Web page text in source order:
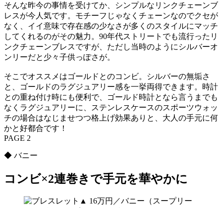
そんな昨今の事情を受けてか、シンプルなリンクチェーンブ
レスが今人気です。モチーフじゃなくチェーンなのでクセが
なく、イイ意味で存在感の少なさが多くのスタイルにマッチ
してくれるのがその魅力。90年代ストリートでも流行ったリ
ンクチェーンブレスですが、ただし当時のようにシルバーオ
ンリーだと少々子供っぽさが。
そこでオススメはゴールドとのコンビ。シルバーの無垢さ
と、ゴールドのラグジュアリー感を一挙両得できます。時計
との重ね付け時にも便利で、ゴールド時計となら言うまでも
なくラグジュアリーに、ステンレスケースのスポーツウォッ
チの場合はなじませつつ格上げ効果ありと、大人の手元に何
かと好都合です！
PAGE 2
◆ バニー
コンビ×2連巻きで手元を華やかに